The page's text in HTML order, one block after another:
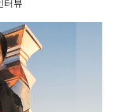
터뷰